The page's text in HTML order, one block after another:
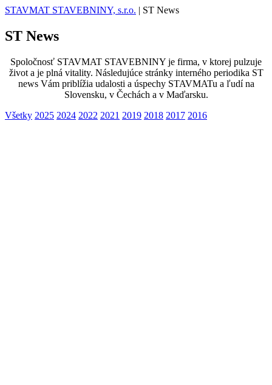
STAVMAT STAVEBNINY, s.r.o. | ST News
ST News
Spoločnosť STAVMAT STAVEBNINY je firma, v ktorej pulzuje
život a je plná vitality. Následujúce stránky interného periodika ST
news Vám priblížia udalosti a úspechy STAVMATu a ľudí na
Slovensku, v Čechách a v Maďarsku.
Všetky 2025 2024 2022 2021 2019 2018 2017 2016